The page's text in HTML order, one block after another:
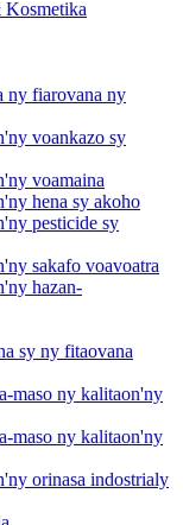
Kosmetika
ny fiarovana ny
voankazo sy
voamaina
hena sy akoho
pesticide sy
sakafo voavoatra
hazan-
sy ny fitaovana
maso ny kalitaon'ny
maso ny kalitaon'ny
orinasa indostrialy